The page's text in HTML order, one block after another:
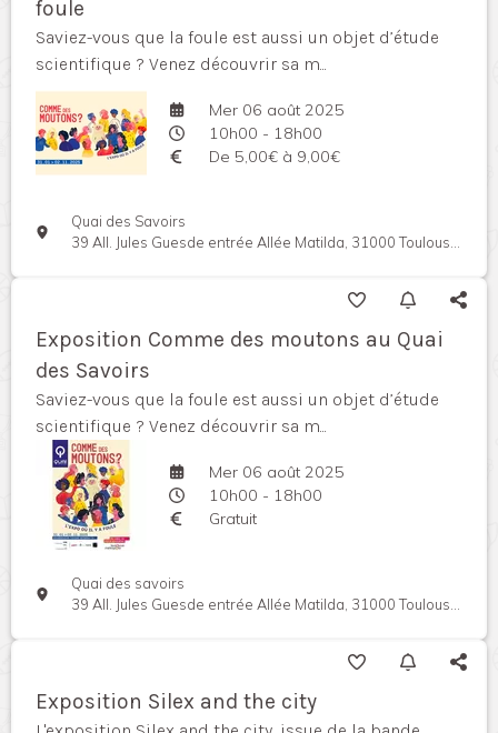
foule
Saviez-vous que la foule est aussi un objet d’étude
scientifique ? Venez découvrir sa m...
Mer 06 août 2025
10h00 - 18h00
De 5,00€ à 9,00€
Quai des Savoirs
39 All. Jules Guesde entrée Allée Matilda, 31000 Toulouse, France
Exposition Comme des moutons au Quai
des Savoirs
Saviez-vous que la foule est aussi un objet d’étude
scientifique ? Venez découvrir sa m...
Mer 06 août 2025
10h00 - 18h00
Gratuit
Quai des savoirs
39 All. Jules Guesde entrée Allée Matilda, 31000 Toulouse, France
Exposition Silex and the city